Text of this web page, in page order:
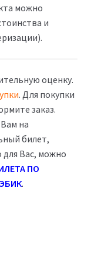
можно
и
оценку.
. Для покупки
заказ.
на
билет,
Вас, можно
ПО
.